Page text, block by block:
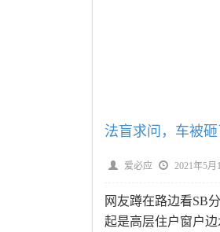
法盲求问，车被砸
爱必应 2021年5月
网友蹲在路边看SB
起是高层住户窗户